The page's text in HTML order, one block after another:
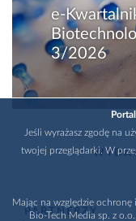
e-
3/2026
PARTNERZY
Jeśli wyrażasz zgodę na
twojej przeglądarki. W
Mając na względzie
Bio-Tech Media sp. z